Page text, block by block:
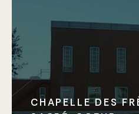
CHAPELLE DES